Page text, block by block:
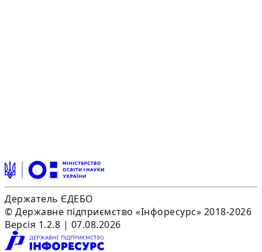
Держатель ЄДЕБО
© Державне підприємство «Інфоресурс» 2018-2026
Версія 1.2.8 | 07.08.2026